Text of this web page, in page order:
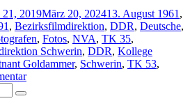
2019März 20, 202413. August 1961 ,
, Bezirksfilmdirektion, DDR, Deutsche,
, Fotos, NVA, TK 35,
Schwerin, DDR, Kollege
Goldammer, Schwerin, TK 53,
zu
Suchen